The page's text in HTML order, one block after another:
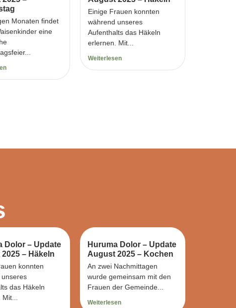
Monaten findet
eine
Einige Frauen konnten
während unseres
Aufenthalts das Häkeln
erlernen. Mit...
Weiterlesen
Dolor – Update
– Häkeln
konnten
das Häkeln
Huruma Dolor – Update
August 2025 – Kochen
An zwei Nachmittagen
wurde gemeinsam mit den
Frauen der Gemeinde...
Weiterlesen